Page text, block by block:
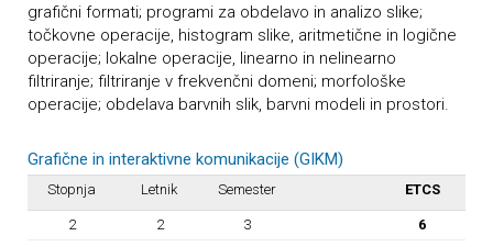
grafični formati; programi za obdelavo in analizo slike;
točkovne operacije, histogram slike, aritmetične in logične
operacije; lokalne operacije, linearno in nelinearno
filtriranje; filtriranje v frekvenčni domeni; morfološke
operacije; obdelava barvnih slik, barvni modeli in prostori.
Grafične in interaktivne komunikacije (GIKM)
Stopnja Letnik Semester ETCS
2 2 3 6